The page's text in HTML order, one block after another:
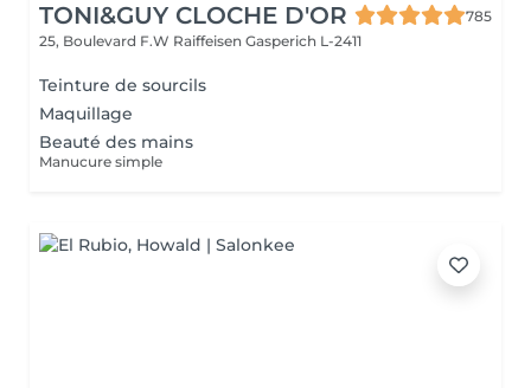
TONI&GUY CLOCHE D'OR
785
25, Boulevard F.W Raiffeisen Gasperich L-2411
Teinture de sourcils
Maquillage
Beauté des mains
Manucure simple